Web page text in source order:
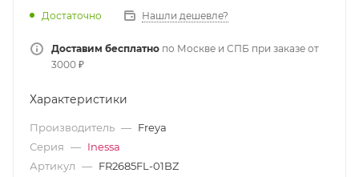
Достаточно Нашли дешевле?
Доставим бесплатно по Москве и СПБ при заказе от
3000 ₽
Характеристики
Производитель — Freya
Серия — Inessa
Артикул — FR2685FL-01BZ